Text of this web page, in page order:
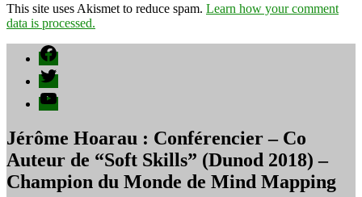
This site uses Akismet to reduce spam. Learn how your comment
data is processed.
Facebook
Twitter
YouTube
Jérôme Hoarau : Conférencier – Co
Auteur de “Soft Skills” (Dunod 2018) –
Champion du Monde de Mind Mapping